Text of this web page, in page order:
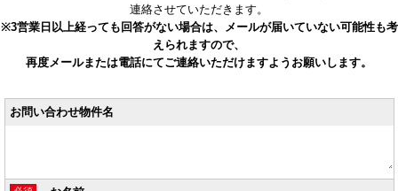
連絡させていただきます。
※3営業⽇以上経っても回答がない場合は、メールが届いていない可能性も考
えられますので、
再度メールまたは電話にてご連絡いただけますようお願いします。
お問い合わせ物件名